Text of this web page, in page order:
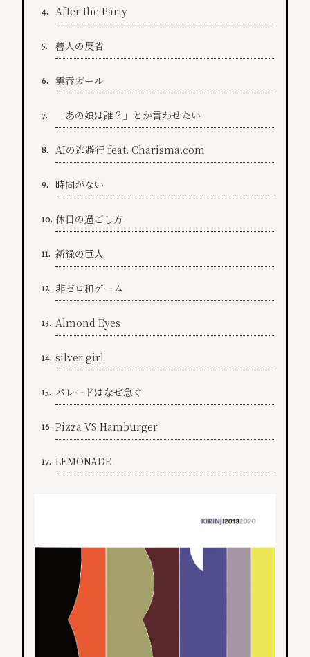
4. After the Party
5. 善人の反省
6. 雲吞ガール
7. 「あの娘は誰？」とか言わせたい
8. AIの逃避行 feat. Charisma.com
9. 時間がない
10. 休日の過ごし方
11. 新緑の巨人
12. 非ゼロ和ゲーム
13. Almond Eyes
14. silver girl
15. パレードはなぜ急ぐ
16. Pizza VS Hamburger
17. LEMONADE